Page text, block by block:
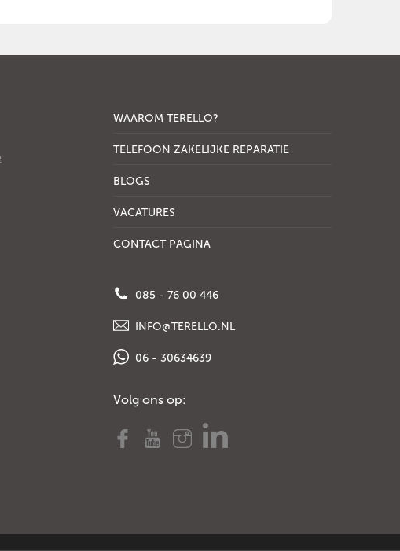
WAAROM TERELLO?
TELEFOON ZAKELIJKE REPARATIE
BLOGS
VACATURES
CONTACT PAGINA
085 - 76 00 446
INFO@TERELLO.NL
06 - 30634639
Volg ons op: